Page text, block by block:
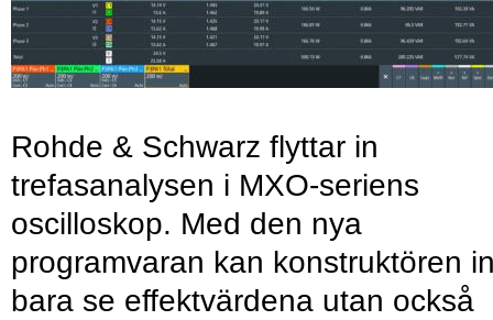
Rohde & Schwarz flyttar in
trefasanalysen i MXO-seriens
oscilloskop. Med den nya
programvaran kan konstruktören
bara se effektvärdena utan också